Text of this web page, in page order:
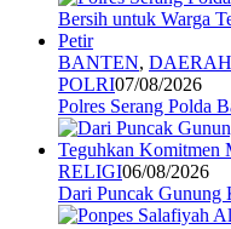
BANTEN, DAERAH
POLRI07/08/2026
Polres Serang Polda
RELIGI06/08/2026
Dari Puncak